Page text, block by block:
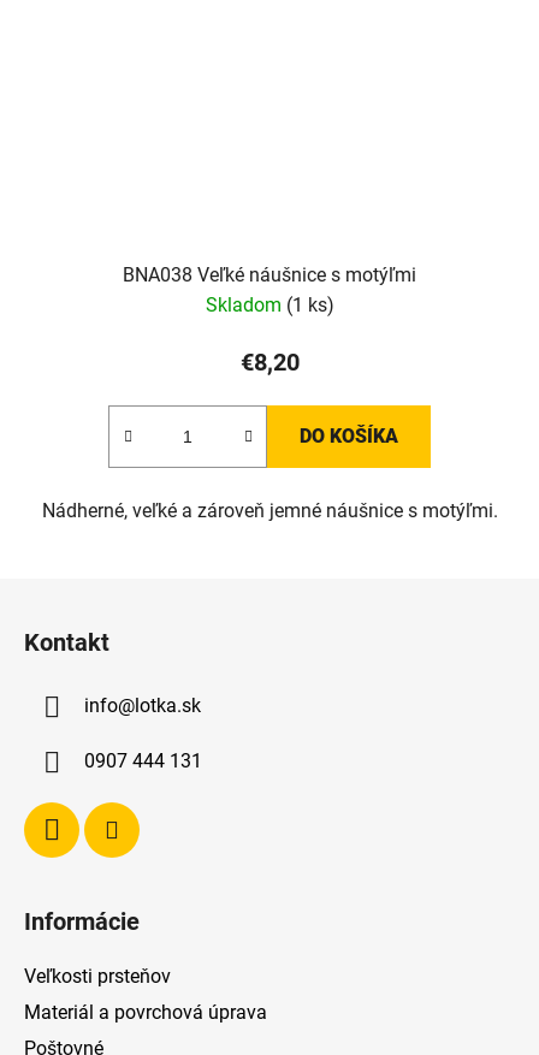
BNA038 Veľké náušnice s motýľmi
Skladom (1 ks)
€8,20
DO KOŠÍKA
Nádherné, veľké a zároveň jemné náušnice s motýľmi.
Kontakt
info@lotka.sk
0907 444 131
Informácie
Veľkosti prsteňov
Materiál a povrchová úprava
Poštovné